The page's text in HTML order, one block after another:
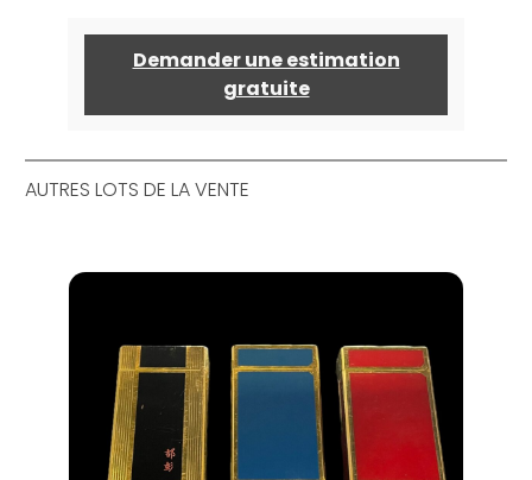
Demander une estimation
gratuite
AUTRES LOTS DE LA VENTE